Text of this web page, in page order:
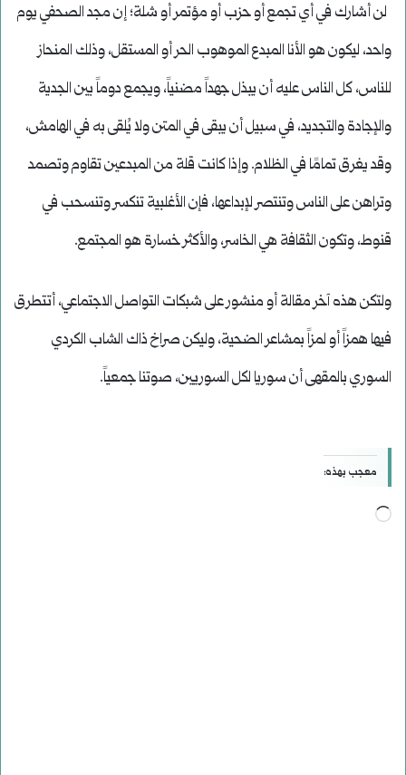
لن أشارك في أي تجمع أو حزب أو مؤتمر أو شلة؛ إن مجد الصحفي يوم
واحد، ليكون هو الأنا المبدع الموهوب الحر أو المستقل، وذلك المنحاز
للناس، كل الناس عليه أن يبذل جهداً مضنياً، ويجمع دوماً بين الجدية
والإجادة والتجديد، في سبيل أن يبقى في المتن ولا يُلقى به في الهامش،
وقد يغرق تمامًا في الظلام. وإذا كانت قلة من المبدعين تقاوم وتصمد
وتراهن على الناس وتنتصر لإبداعها، فإن الأغلبية تنكسر وتنسحب في
قنوط، وتكون الثقافة هي الخاسر، والأكثر خسارة هو المجتمع.
ولتكن هذه آخر مقالة أو منشور على شبكات التواصل الاجتماعي، أتتطرق
فيها همزاً أو لمزاً بمشاعر الضحية، وليكن صراخ ذاك الشاب الكردي
السوري بالمقهى أن سوريا لكل السوريين، صوتنا جمعياً.
معجب بهذه:
جاري